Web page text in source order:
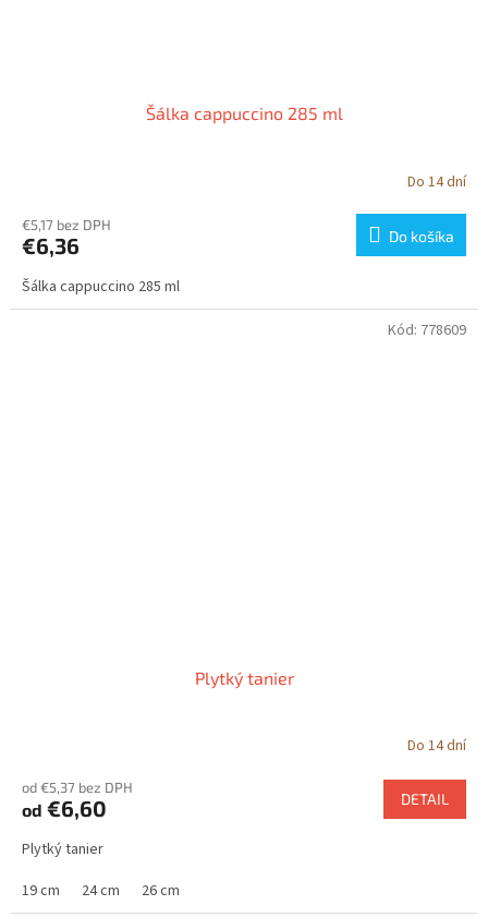
Šálka cappuccino 285 ml
Do 14 dní
€5,17 bez DPH
€6,36 Do košíka
Šálka cappuccino 285 ml
Plytký tanier
Do 14 dní
od €5,37 bez DPH
od €6,60 DETAIL
Plytký tanier
19 cm
24 cm 26 cm
Kód: 778609